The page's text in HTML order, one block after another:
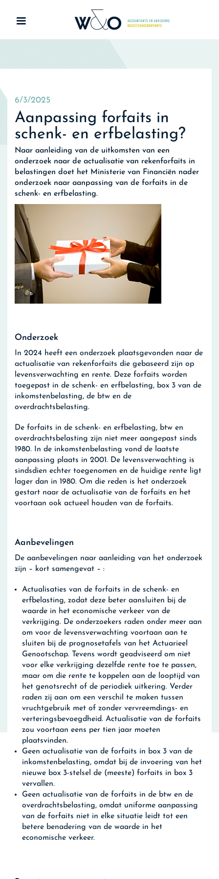
6/3/2025
Aanpassing forfaits in
schenk- en erfbelasting?
Naar aanleiding van de uitkomsten van een
onderzoek naar de actualisatie van rekenforfaits in
belastingen doet het Ministerie van Financiën nader
onderzoek naar aanpassing van de forfaits in de
schenk- en erfbelasting.
Onderzoek
In 2024 heeft een onderzoek plaatsgevonden naar de
actualisatie van rekenforfaits die gebaseerd zijn op
levensverwachting en rente. Deze forfaits worden
toegepast in de schenk- en erfbelasting, box 3 van de
inkomstenbelasting, de btw en de
overdrachtsbelasting.
De forfaits in de schenk- en erfbelasting, btw en
overdrachtsbelasting zijn niet meer aangepast sinds
1980. In de inkomstenbelasting vond de laatste
aanpassing plaats in 2001. De levensverwachting is
sindsdien echter toegenomen en de huidige rente ligt
lager dan in 1980. Om die reden is het onderzoek
gestart naar de actualisatie van de forfaits en het
voortaan ook actueel houden van de forfaits.
Aanbevelingen
De aanbevelingen naar aanleiding van het onderzoek
zijn – kort samengevat – :
Actualisaties van de forfaits in de schenk- en
erfbelasting, zodat deze beter aansluiten bij de
waarde in het economische verkeer van de
verkrijging. De onderzoekers raden onder meer aan
om voor de levensverwachting voortaan aan te
sluiten bij de prognosetafels van het Actuarieel
Genootschap. Tevens wordt geadviseerd om niet
voor elke verkrijging dezelfde rente toe te passen,
maar om die rente te koppelen aan de looptijd van
het genotsrecht of de periodiek uitkering. Verder
raden zij aan om een verschil te maken tussen
vruchtgebruik met of zonder vervreemdings- en
verteringsbevoegdheid. Actualisatie van de forfaits
zou voortaan eens per tien jaar moeten
plaatsvinden.
Geen actualisatie van de forfaits in box 3 van de
inkomstenbelasting, omdat bij de invoering van het
nieuwe box 3-stelsel de (meeste) forfaits in box 3
vervallen.
Geen actualisatie van de forfaits in de btw en de
overdrachtsbelasting, omdat uniforme aanpassing
van de forfaits niet in elke situatie leidt tot een
betere benadering van de waarde in het
economische verkeer.